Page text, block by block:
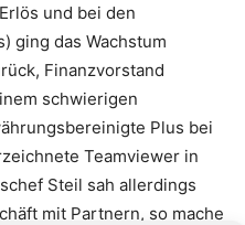
und bei den
ging das Wachstum
Finanzvorstand
schwierigen
Plus bei
Teamviewer in
Steil sah allerdings
mit Partnern, so mache